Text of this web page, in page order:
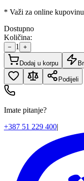
* Važi za online kupovinu
Dostupno
Količina:
− 1 +
Dodaj u korpu
Podijeli
Imate pitanje?
+387 51 229 400|